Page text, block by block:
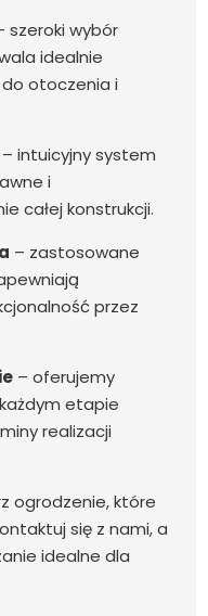
szeroki wybór
idealnie
otoczenia i
– intuicyjny system
i
całej konstrukcji.
– zastosowane
przez
– oferujemy
etapie
realizacji
ogrodzenie, które
się z nami, a
idealne dla